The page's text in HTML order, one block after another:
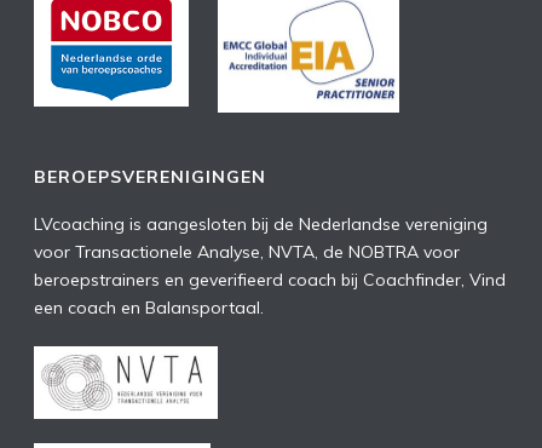
BEROEPSVERENIGINGEN
LVcoaching is aangesloten bij de Nederlandse vereniging
voor Transactionele Analyse, NVTA, de NOBTRA voor
beroepstrainers en geverifieerd coach bij Coachfinder, Vind
een coach en Balansportaal.